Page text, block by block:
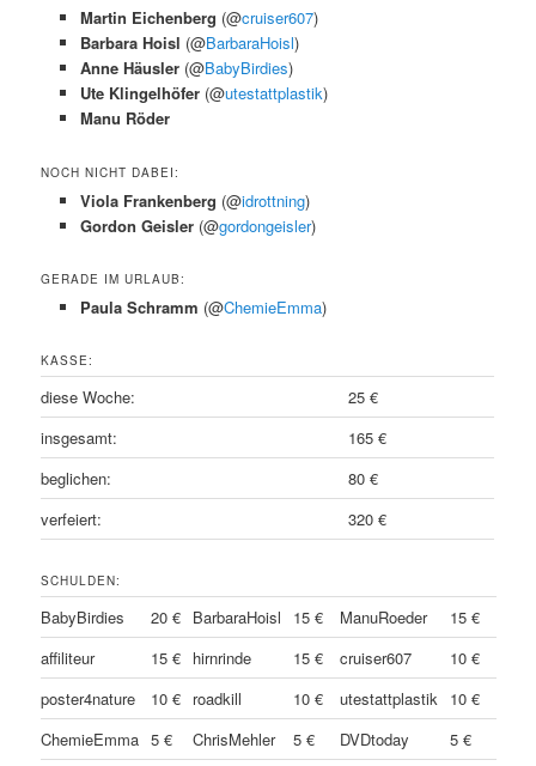
Martin Eichenberg (@cruiser607)
Barbara Hoisl (@BarbaraHoisl)
Anne Häusler (@BabyBirdies)
Ute Klingelhöfer (@utestattplastik)
Manu Röder
NOCH NICHT DABEI:
Viola Frankenberg (@idrottning)
Gordon Geisler (@gordongeisler)
GERADE IM URLAUB:
Paula Schramm (@ChemieEmma)
KASSE:
diese Woche:
25 €
insgesamt:
165 €
beglichen:
80 €
verfeiert:
320 €
SCHULDEN:
BabyBirdies 20 € BarbaraHoisl 15 € ManuRoeder
15 €
affiliteur
15 € hirnrinde 15 € cruiser607
10 €
poster4nature
10 € roadkill 10 € utestattplastik 10 €
ChemieEmma 5 € ChrisMehler 5 € DVDtoday
5 €